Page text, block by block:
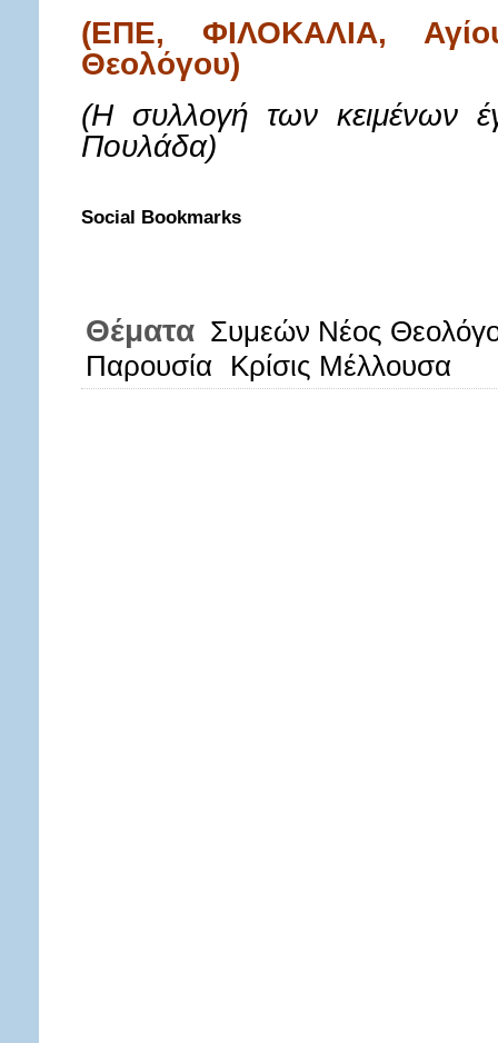
(ΕΠΕ, ΦΙΛΟΚΑΛΙΑ,
Θεολόγου)
(Η συλλογή των κειμένων
Πουλάδα)
Social Bookmarks
Θέματα Συμεών Νέος
Παρουσία Κρίσις Μέλλουσα